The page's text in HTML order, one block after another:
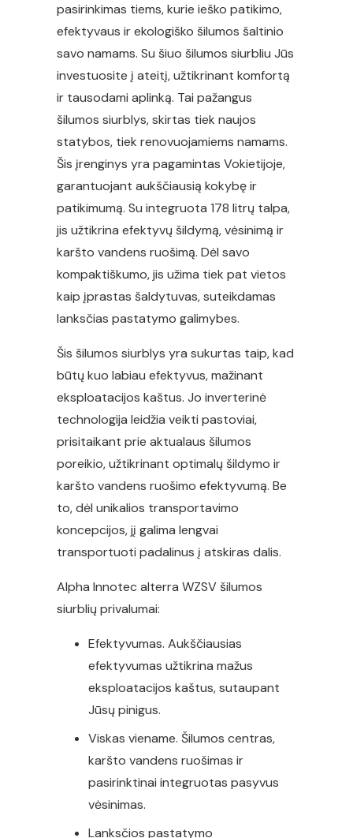
pasirinkimas tiems, kurie ieško patikimo,
efektyvaus ir ekologiško šilumos šaltinio
savo namams. Su šiuo šilumos siurbliu Jūs
investuosite į ateitį, užtikrinant komfortą
ir tausodami aplinką. Tai pažangus
šilumos siurblys, skirtas tiek naujos
statybos, tiek renovuojamiems namams.
Šis įrenginys yra pagamintas Vokietijoje,
garantuojant aukščiausią kokybę ir
patikimumą. Su integruota 178 litrų talpa,
jis užtikrina efektyvų šildymą, vėsinimą ir
karšto vandens ruošimą. Dėl savo
kompaktiškumo, jis užima tiek pat vietos
kaip įprastas šaldytuvas, suteikdamas
lanksčias pastatymo galimybes.
Šis šilumos siurblys yra sukurtas taip, kad
būtų kuo labiau efektyvus, mažinant
eksploatacijos kaštus. Jo inverterinė
technologija leidžia veikti pastoviai,
prisitaikant prie aktualaus šilumos
poreikio, užtikrinant optimalų šildymo ir
karšto vandens ruošimo efektyvumą. Be
to, dėl unikalios transportavimo
koncepcijos, jį galima lengvai
transportuoti padalinus į atskiras dalis.
Alpha Innotec alterra WZSV šilumos
siurblių privalumai:
Efektyvumas. Aukščiausias
efektyvumas užtikrina mažus
eksploatacijos kaštus, sutaupant
Jūsų pinigus.
Viskas viename. Šilumos centras,
karšto vandens ruošimas ir
pasirinktinai integruotas pasyvus
vėsinimas.
Lanksčios pastatymo